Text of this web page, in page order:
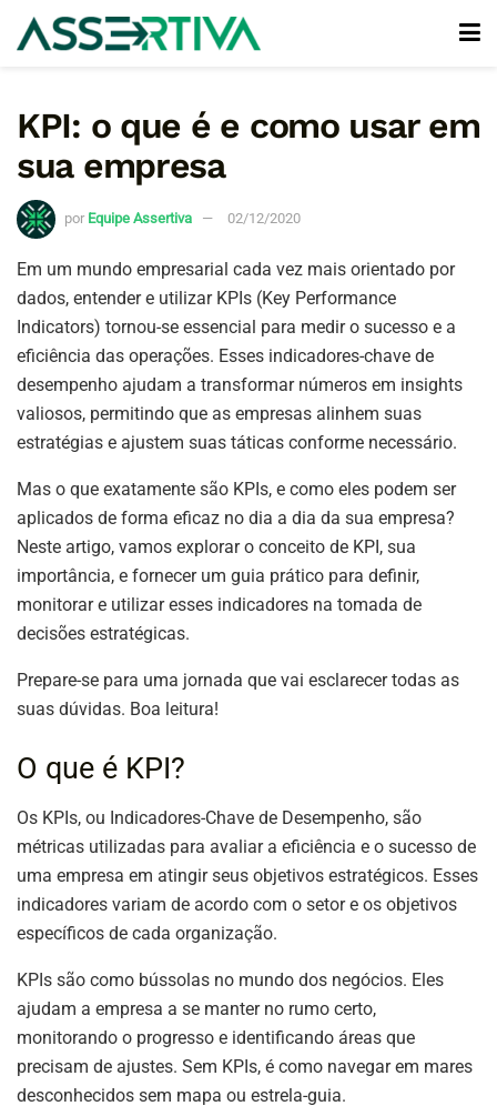
KPI: o que é e como usar em
sua empresa
por Equipe Assertiva 02/12/2020
Em um mundo empresarial cada vez mais orientado por
dados, entender e utilizar KPIs (Key Performance
Indicators) tornou-se essencial para medir o sucesso e a
eficiência das operações. Esses indicadores-chave de
desempenho ajudam a transformar números em insights
valiosos, permitindo que as empresas alinhem suas
estratégias e ajustem suas táticas conforme necessário.
Mas o que exatamente são KPIs, e como eles podem ser
aplicados de forma eficaz no dia a dia da sua empresa?
Neste artigo, vamos explorar o conceito de KPI, sua
importância, e fornecer um guia prático para definir,
monitorar e utilizar esses indicadores na tomada de
decisões estratégicas.
Prepare-se para uma jornada que vai esclarecer todas as
suas dúvidas. Boa leitura!
O que é KPI?
Os KPIs, ou Indicadores-Chave de Desempenho, são
métricas utilizadas para avaliar a eficiência e o sucesso de
uma empresa em atingir seus objetivos estratégicos. Esses
indicadores variam de acordo com o setor e os objetivos
específicos de cada organização.
KPIs são como bússolas no mundo dos negócios. Eles
ajudam a empresa a se manter no rumo certo,
monitorando o progresso e identificando áreas que
precisam de ajustes. Sem KPIs, é como navegar em mares
desconhecidos sem mapa ou estrela-guia.